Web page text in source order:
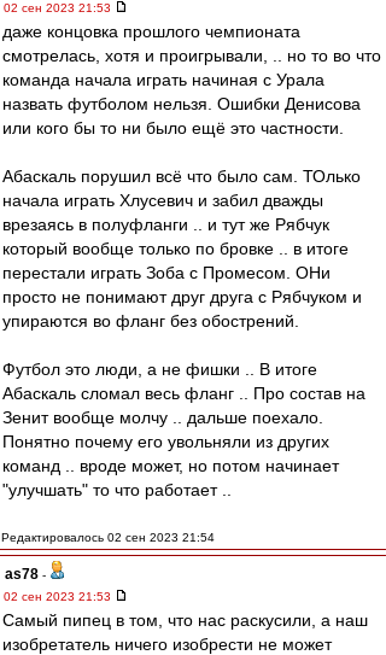
02 сен 2023 21:53
даже концовка прошлого чемпионата
смотрелась, хотя и проигрывали, .. но то во что
команда начала играть начиная с Урала
назвать футболом нельзя. Ошибки Денисова
или кого бы то ни было ещё это частности.
Абаскаль порушил всё что было сам. ТОлько
начала играть Хлусевич и забил дважды
врезаясь в полуфланги .. и тут же Рябчук
который вообще только по бровке .. в итоге
перестали играть Зоба с Промесом. ОНи
просто не понимают друг друга с Рябчуком и
упираются во фланг без обострений.
Футбол это люди, а не фишки .. В итоге
Абаскаль сломал весь фланг .. Про состав на
Зенит вообще молчу .. дальше поехало.
Понятно почему его увольняли из других
команд .. вроде может, но потом начинает
"улучшать" то что работает ..
Редактировалось 02 сен 2023 21:54
as78 -
02 сен 2023 21:53
Самый пипец в том, что нас раскусили, а наш
изобретатель ничего изобрести не может